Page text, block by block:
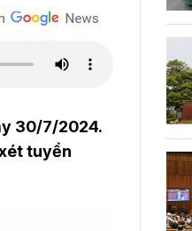
30/7/2024.
tuyển